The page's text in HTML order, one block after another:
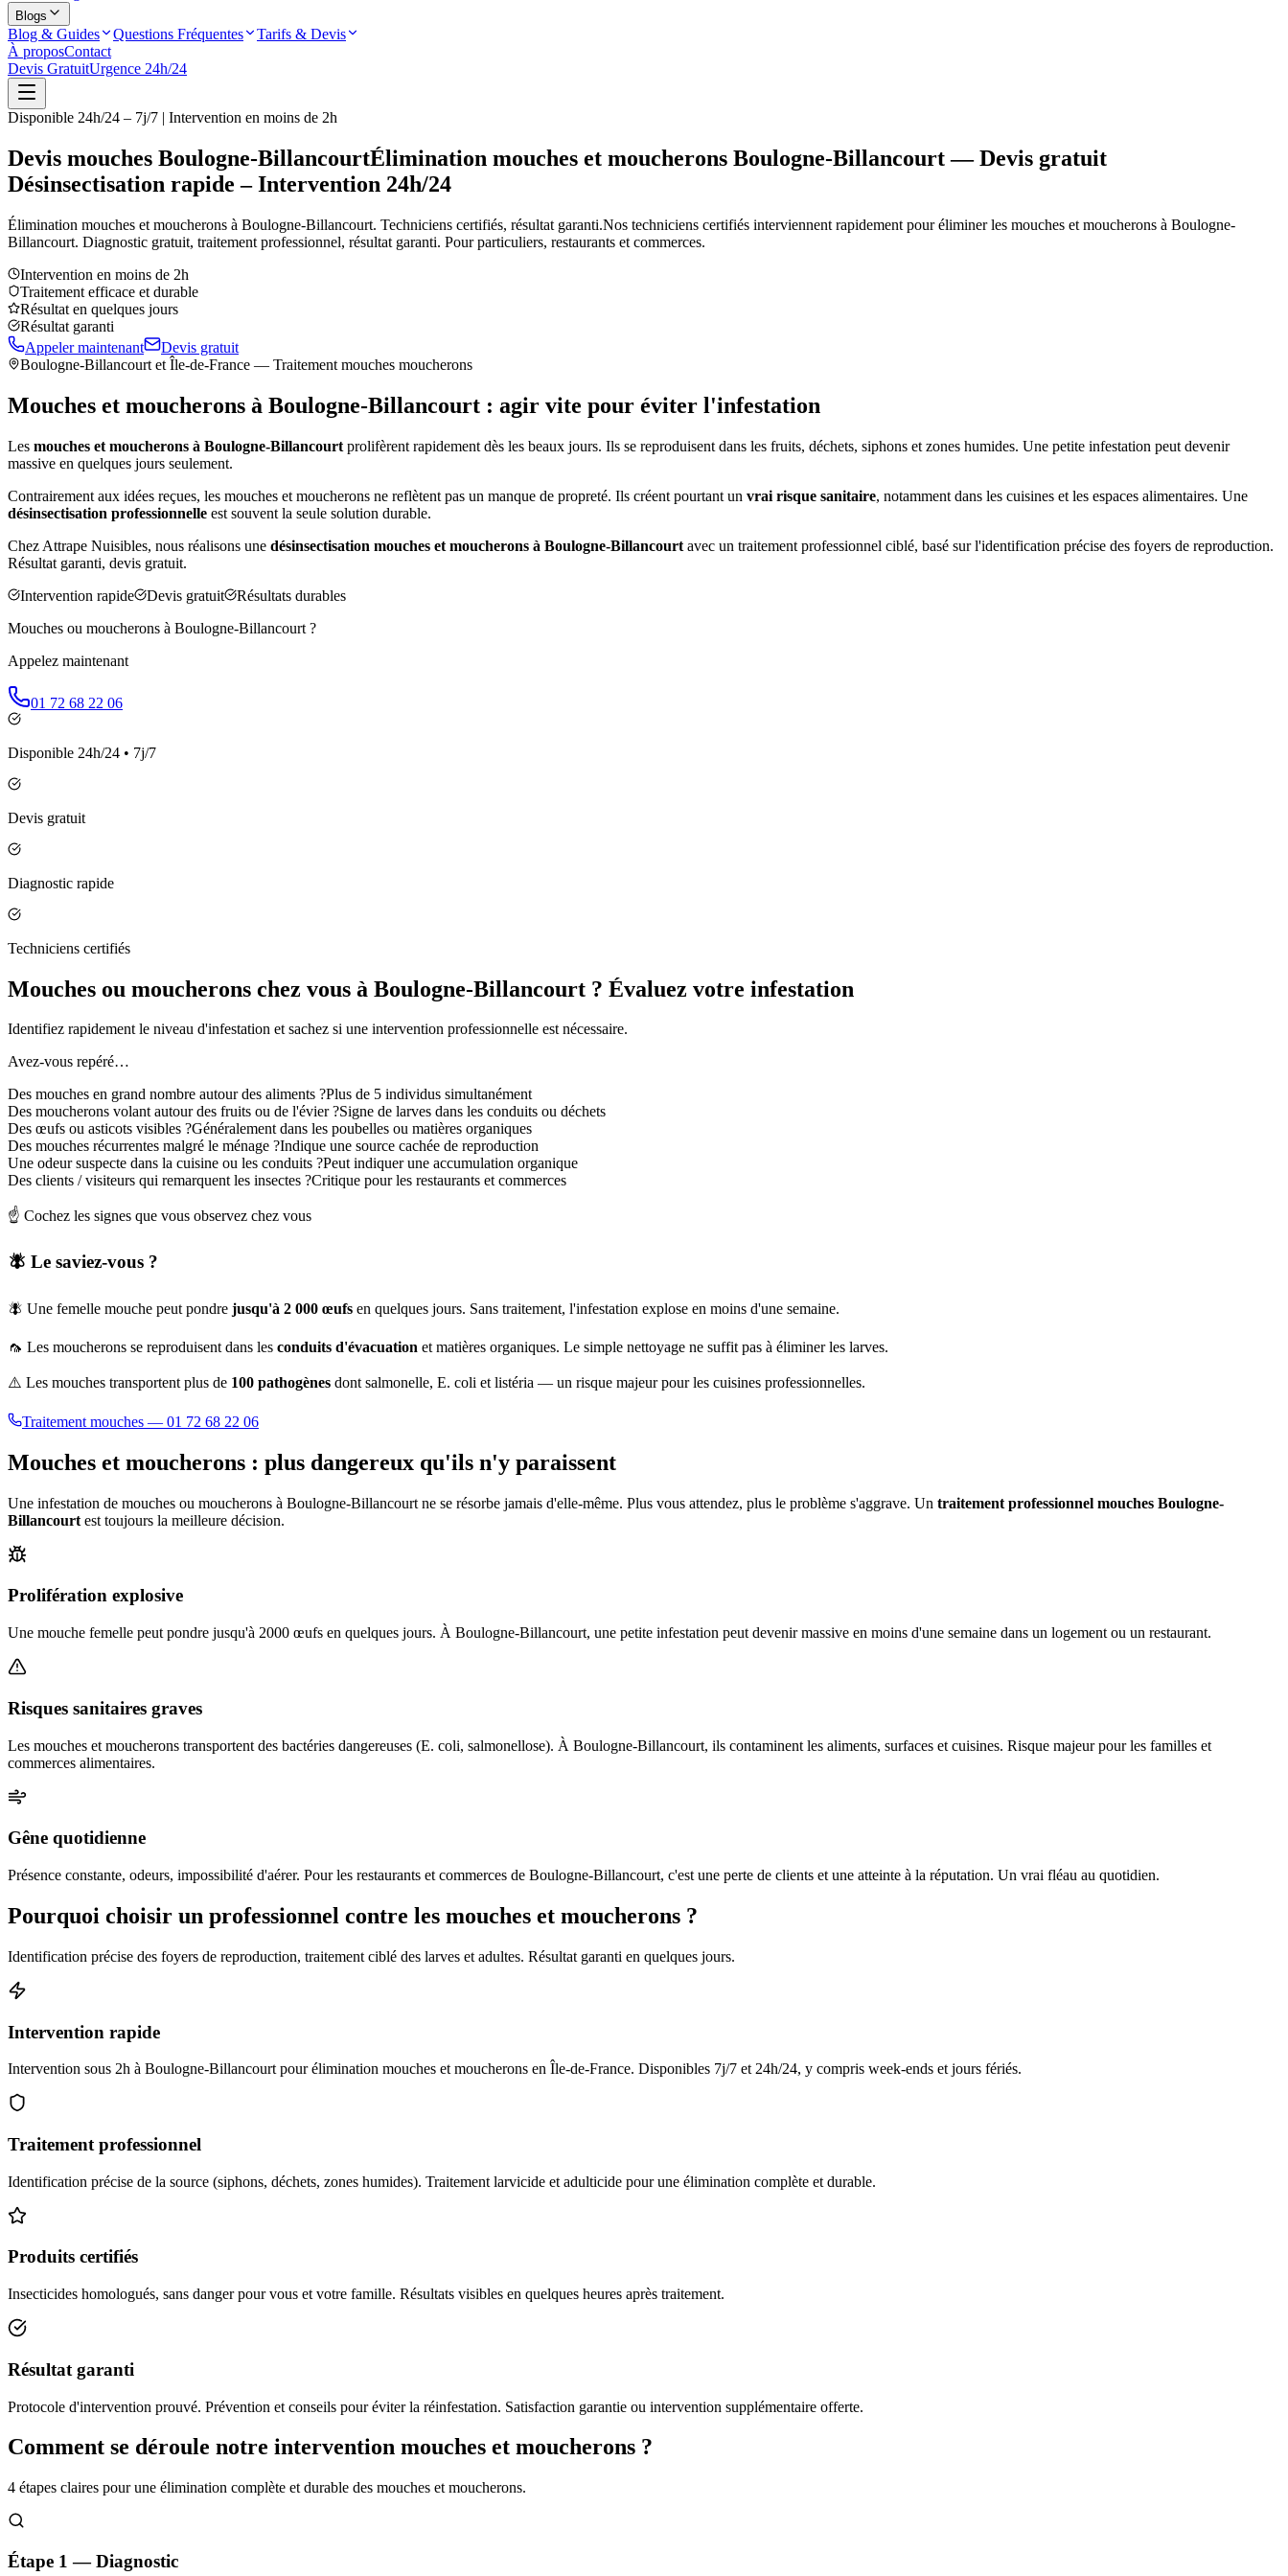
Blogs
Blog & Guides Questions Fréquentes
Tarifs & Devis
À proposContact
Devis GratuitUrgence 24h/24
Disponible 24h/24 – 7j/7 | Intervention en moins de 2h
Devis mouches Boulogne-BillancourtÉlimination mouches et moucherons Boulogne-Billancourt — Devis gratuit
Désinsectisation rapide – Intervention 24h/24
Élimination mouches et moucherons à Boulogne-Billancourt. Techniciens certifiés, résultat garanti.Nos techniciens certifiés interviennent rapidement pour éliminer les mouches et moucherons à Boulogne-
Billancourt. Diagnostic gratuit, traitement professionnel, résultat garanti. Pour particuliers, restaurants et commerces.
Intervention en moins de 2h
Traitement efficace et durable
Résultat en quelques jours
Résultat garanti
Appeler maintenant
Devis gratuit
Boulogne-Billancourt et Île-de-France — Traitement mouches moucherons
Mouches et moucherons à Boulogne-Billancourt : agir vite pour éviter l'infestation
Les mouches et moucherons à Boulogne-Billancourt prolifèrent rapidement dès les beaux jours. Ils se reproduisent dans les fruits, déchets, siphons et zones humides. Une petite infestation peut devenir
massive en quelques jours seulement.
Contrairement aux idées reçues, les mouches et moucherons ne reflètent pas un manque de propreté. Ils créent pourtant un vrai risque sanitaire, notamment dans les cuisines et les espaces alimentaires. Une
désinsectisation professionnelle est souvent la seule solution durable.
Chez Attrape Nuisibles, nous réalisons une désinsectisation mouches et moucherons à Boulogne-Billancourt avec un traitement professionnel ciblé, basé sur l'identification précise des foyers de reproduction.
Résultat garanti, devis gratuit.
Intervention rapide
Devis gratuit
Résultats durables
Mouches ou moucherons à Boulogne-Billancourt ?
Appelez maintenant
01 72 68 22 06
Disponible 24h/24 • 7j/7
Devis gratuit
Diagnostic rapide
Techniciens certifiés
Mouches ou moucherons chez vous à Boulogne-Billancourt ? Évaluez votre infestation
Identifiez rapidement le niveau d'infestation et sachez si une intervention professionnelle est nécessaire.
Avez-vous repéré…
Des mouches en grand nombre autour des aliments ?Plus de 5 individus simultanément
Des moucherons volant autour des fruits ou de l'évier ?Signe de larves dans les conduits ou déchets
Des œufs ou asticots visibles ?Généralement dans les poubelles ou matières organiques
Des mouches récurrentes malgré le ménage ?Indique une source cachée de reproduction
Une odeur suspecte dans la cuisine ou les conduits ?Peut indiquer une accumulation organique
Des clients / visiteurs qui remarquent les insectes ?Critique pour les restaurants et commerces
☝️ Cochez les signes que vous observez chez vous
🪰 Le saviez-vous ?
🪰 Une femelle mouche peut pondre jusqu'à 2 000 œufs en quelques jours. Sans traitement, l'infestation explose en moins d'une semaine.
🦟 Les moucherons se reproduisent dans les conduits d'évacuation et matières organiques. Le simple nettoyage ne suffit pas à éliminer les larves.
⚠️ Les mouches transportent plus de 100 pathogènes dont salmonelle, E. coli et listéria — un risque majeur pour les cuisines professionnelles.
Traitement mouches — 01 72 68 22 06
Mouches et moucherons : plus dangereux qu'ils n'y paraissent
Une infestation de mouches ou moucherons à Boulogne-Billancourt ne se résorbe jamais d'elle-même. Plus vous attendez, plus le problème s'aggrave. Un traitement professionnel mouches Boulogne-
Billancourt est toujours la meilleure décision.
Prolifération explosive
Une mouche femelle peut pondre jusqu'à 2000 œufs en quelques jours. À Boulogne-Billancourt, une petite infestation peut devenir massive en moins d'une semaine dans un logement ou un restaurant.
Risques sanitaires graves
Les mouches et moucherons transportent des bactéries dangereuses (E. coli, salmonellose). À Boulogne-Billancourt, ils contaminent les aliments, surfaces et cuisines. Risque majeur pour les familles et
commerces alimentaires.
Gêne quotidienne
Présence constante, odeurs, impossibilité d'aérer. Pour les restaurants et commerces de Boulogne-Billancourt, c'est une perte de clients et une atteinte à la réputation. Un vrai fléau au quotidien.
Pourquoi choisir un professionnel contre les mouches et moucherons ?
Identification précise des foyers de reproduction, traitement ciblé des larves et adultes. Résultat garanti en quelques jours.
Intervention rapide
Intervention sous 2h à Boulogne-Billancourt pour élimination mouches et moucherons en Île-de-France. Disponibles 7j/7 et 24h/24, y compris week-ends et jours fériés.
Traitement professionnel
Identification précise de la source (siphons, déchets, zones humides). Traitement larvicide et adulticide pour une élimination complète et durable.
Produits certifiés
Insecticides homologués, sans danger pour vous et votre famille. Résultats visibles en quelques heures après traitement.
Résultat garanti
Protocole d'intervention prouvé. Prévention et conseils pour éviter la réinfestation. Satisfaction garantie ou intervention supplémentaire offerte.
Comment se déroule notre intervention mouches et moucherons ?
4 étapes claires pour une élimination complète et durable des mouches et moucherons.
Étape 1 — Diagnostic